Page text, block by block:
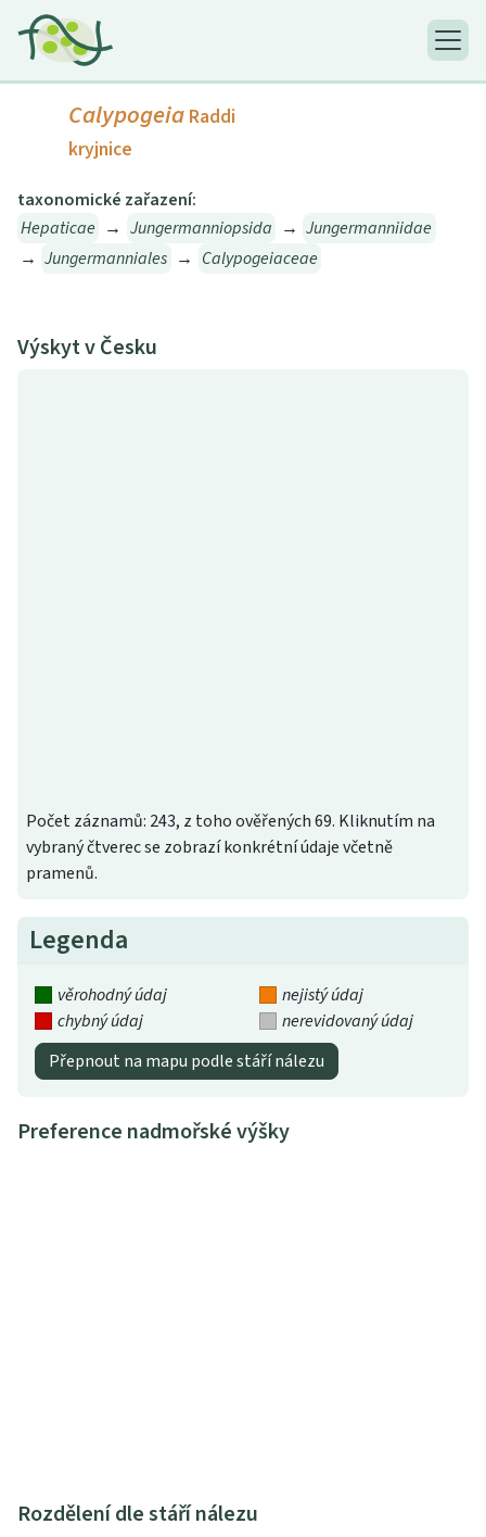
Calypogeia Raddi
kryjnice
taxonomické zařazení:
Hepaticae → Jungermanniopsida → Jungermanniidae
→ Jungermanniales → Calypogeiaceae
Výskyt v Česku
Počet záznamů: 243, z toho ověřených 69. Kliknutím na
vybraný čtverec se zobrazí konkrétní údaje včetně
pramenů.
Legenda
věrohodný údaj
nejistý údaj
chybný údaj
nerevidovaný údaj
Přepnout na mapu podle stáří nálezu
Preference nadmořské výšky
Rozdělení dle stáří nálezu